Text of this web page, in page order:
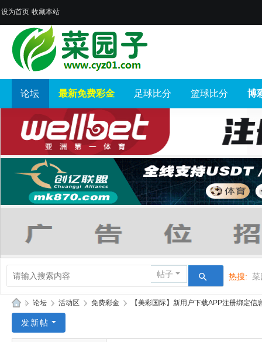
设为首页 收藏本站
论坛 最新免费彩金 足球比分 篮球比分 博
帖子 热搜:
园
» 论坛 › 活动区 › 免费彩金 › 【美彩国际】新用户下载APP注册绑定信
发新帖